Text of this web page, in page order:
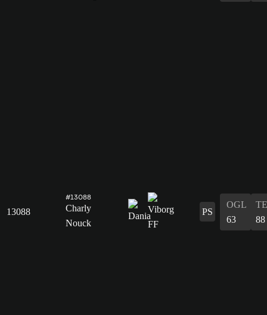
13088
#13088
Charly
Nouck
PS
OGL
63
88